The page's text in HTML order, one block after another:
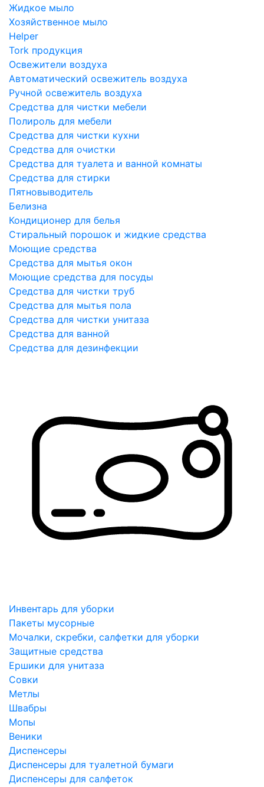
Жидкое мыло
Хозяйственное мыло
Helper
Tork продукция
Освежители воздуха
Автоматический освежитель воздуха
Ручной освежитель воздуха
Средства для чистки мебели
Полироль для мебели
Средства для чистки кухни
Средства для очистки
Средства для туалета и ванной комнаты
Средства для стирки
Пятновыводитель
Белизна
Кондиционер для белья
Стиральный порошок и жидкие средства
Моющие средства
Средства для мытья окон
Моющие средства для посуды
Средства для чистки труб
Средства для мытья пола
Средства для чистки унитаза
Средства для ванной
Средства для дезинфекции
Инвентарь для уборки
Пакеты мусорные
Мочалки, скребки, салфетки для уборки
Защитные средства
Ершики для унитаза
Совки
Метлы
Швабры
Мопы
Веники
Диспенсеры
Диспенсеры для туалетной бумаги
Диспенсеры для салфеток